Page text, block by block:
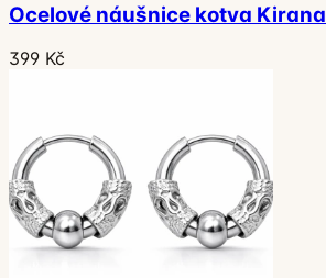
Ocelové náušnice kotva Kirana
399 Kč